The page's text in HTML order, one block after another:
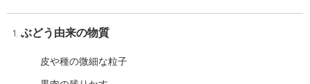
ぶどう由来の物質
皮や種の微細な粒子